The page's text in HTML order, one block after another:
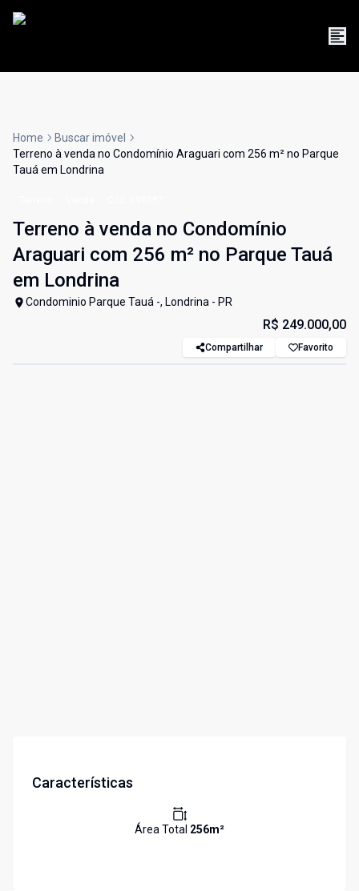
Home
Buscar imóvel
Terreno à venda no Condomínio Araguari com 256 m² no Parque
Tauá em Londrina
Terreno à venda no Condomínio
Araguari com 256 m² no Parque Tauá
em Londrina
Condominio Parque Tauá -, Londrina - PR
R$ 249.000,00
Compartilhar Favorito
Características
Área Total 256m²